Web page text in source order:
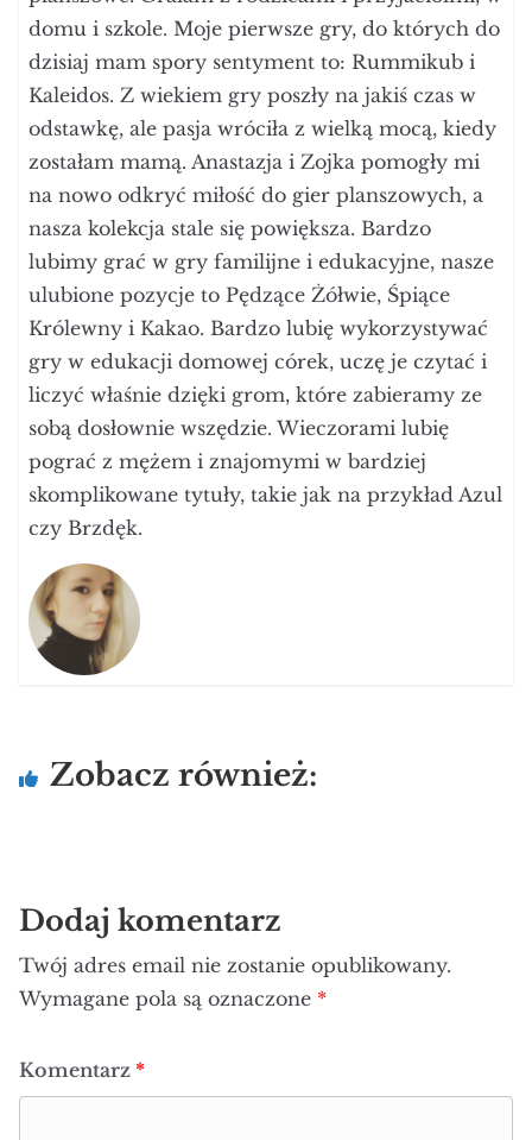
domu i szkole. Moje pierwsze gry, do których do
dzisiaj mam spory sentyment to: Rummikub i
Kaleidos. Z wiekiem gry poszły na jakiś czas w
odstawkę, ale pasja wróciła z wielką mocą, kiedy
zostałam mamą. Anastazja i Zojka pomogły mi
na nowo odkryć miłość do gier planszowych, a
nasza kolekcja stale się powiększa. Bardzo
lubimy grać w gry familijne i edukacyjne, nasze
ulubione pozycje to Pędzące Żółwie, Śpiące
Królewny i Kakao. Bardzo lubię wykorzystywać
gry w edukacji domowej córek, uczę je czytać i
liczyć właśnie dzięki grom, które zabieramy ze
sobą dosłownie wszędzie. Wieczorami lubię
pograć z mężem i znajomymi w bardziej
skomplikowane tytuły, takie jak na przykład Azul
czy Brzdęk.
Zobacz również:
Dodaj komentarz
Twój adres email nie zostanie opublikowany.
Wymagane pola są oznaczone *
Komentarz *